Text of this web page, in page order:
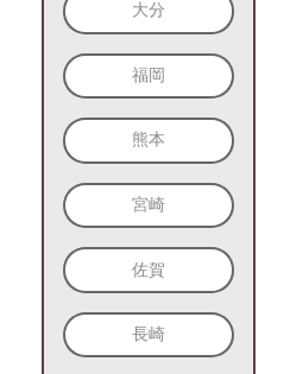
大分
福岡
熊本
宮崎
佐賀
長崎